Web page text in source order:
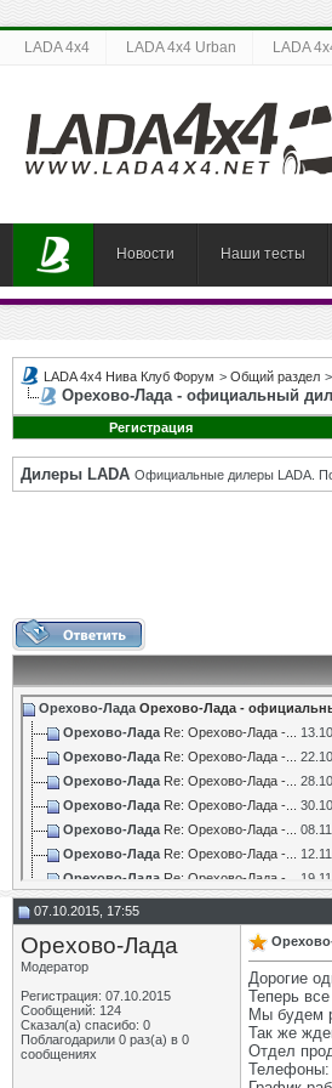
LADA 4x4 LADA 4x4 Urban LADA
Новости Наши тесты
LADA 4x4 Нива Клуб Форум > Общий раздел >
Орехово-Лада - официальный
Регистрация
Дилеры LADA Официальные дилеры LADA.
Орехово-Лада Орехово-Лада -
Орехово-Лада Re: Орехово-Лада -...
Орехово-Лада Re: Орехово-Лада -...
Орехово-Лада Re: Орехово-Лада -...
Орехово-Лада Re: Орехово-Лада -...
Орехово-Лада Re: Орехово-Лада -...
Орехово-Лада Re: Орехово-Лада -...
Орехово-Лада Re: Орехово-Лада -...
Орехово-Лада Re: Орехово-Лада -...
Орехово-Лада Re: Орехово-Лада -...
Орехово-Лада Re: Орехово-Лада -...
Орехово-Лада
Re: Орехово-Лада -...
Орехово-Лада Re: Орехово-Лада -...
Орехово-Лада
Re: Орехово-Лада -...
Орехово-Лада Re: Орехово-Лада -...
Re: Орехово-Лада -...
07.10.2015, 17:55
Орехово-Лада
Модератор
Регистрация: 07.10.2015
Сообщений: 124
Сказал(а) спасибо: 0
Поблагодарили 0 раз(а) в 0
сообщениях
Дорогие
Теперь
Мы будем
Так же
Отдел
Телефоны: